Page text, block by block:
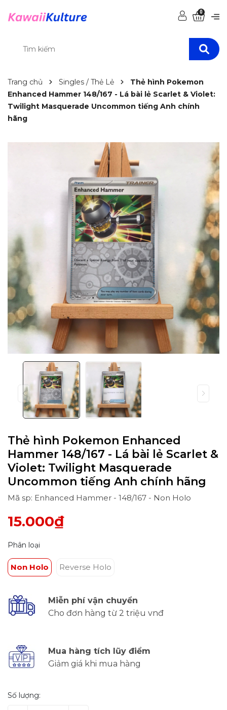
0
Trang chủ Singles / Thẻ Lẻ
Thẻ hình Pokemon
Enhanced Hammer 148/167 - Lá bài lẻ Scarlet & Violet:
Twilight Masquerade Uncommon tiếng Anh chính
hãng
Thẻ hình Pokemon Enhanced
Hammer 148/167 - Lá bài lẻ Scarlet &
Violet: Twilight Masquerade
Uncommon tiếng Anh chính hãng
Mã sp: Enhanced Hammer - 148/167 - Non Holo
15.000₫
Phân loại
Non Holo Reverse Holo
Miễn phí vận chuyển
Cho đơn hàng từ 2 triệu vnđ
Mua hàng tích lũy điểm
Giảm giá khi mua hàng
Số lượng: